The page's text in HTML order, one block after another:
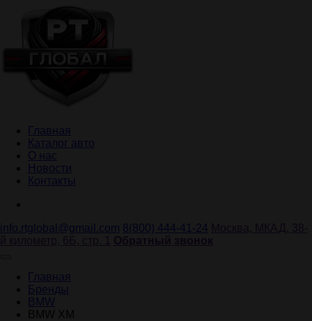
Главная
Каталог авто
О нас
Новости
Контакты
info.rtglobal@gmail.com 8(800) 444-41-24
Главная
Бренды
BMW
BMW XM